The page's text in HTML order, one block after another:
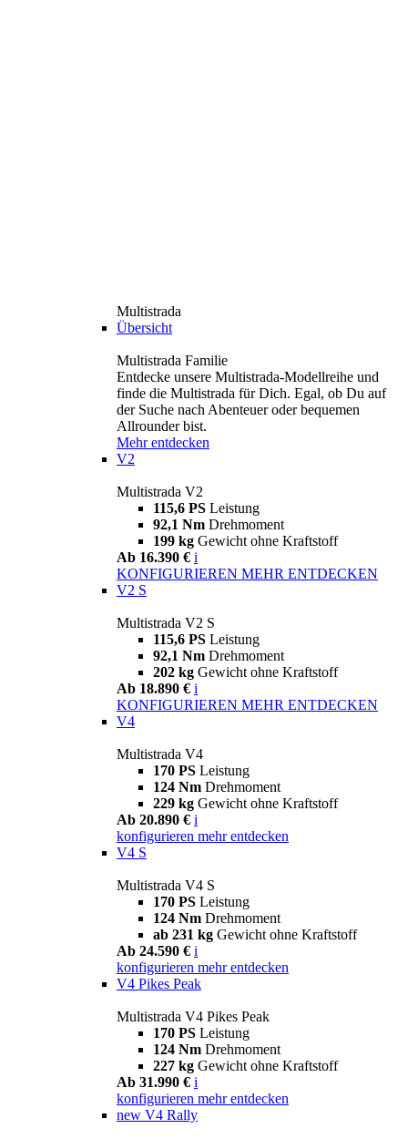
Multistrada
Übersicht
Multistrada Familie
Entdecke unsere Multistrada-Modellreihe und
finde die Multistrada für Dich. Egal, ob Du auf
der Suche nach Abenteuer oder bequemen
Allrounder bist.
Mehr entdecken
V2
Multistrada V2
115,6 PS Leistung
92,1 Nm Drehmoment
199 kg Gewicht ohne Kraftstoff
Ab 16.390 € i
KONFIGURIEREN MEHR ENTDECKEN
V2 S
Multistrada V2 S
115,6 PS Leistung
92,1 Nm Drehmoment
202 kg Gewicht ohne Kraftstoff
Ab 18.890 € i
KONFIGURIEREN MEHR ENTDECKEN
V4
Multistrada V4
170 PS Leistung
124 Nm Drehmoment
229 kg Gewicht ohne Kraftstoff
Ab 20.890 € i
konfigurieren mehr entdecken
V4 S
Multistrada V4 S
170 PS Leistung
124 Nm Drehmoment
ab 231 kg Gewicht ohne Kraftstoff
Ab 24.590 € i
konfigurieren mehr entdecken
V4 Pikes Peak
Multistrada V4 Pikes Peak
170 PS Leistung
124 Nm Drehmoment
227 kg Gewicht ohne Kraftstoff
Ab 31.990 € i
konfigurieren mehr entdecken
new V4 Rally